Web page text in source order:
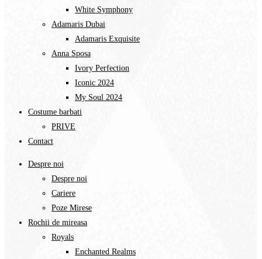
White Symphony
Adamaris Dubai
Adamaris Exquisite
Anna Sposa
Ivory Perfection
Iconic 2024
My Soul 2024
Costume barbati
PRIVE
Contact
Despre noi
Despre noi
Cariere
Poze Mirese
Rochii de mireasa
Royals
Enchanted Realms